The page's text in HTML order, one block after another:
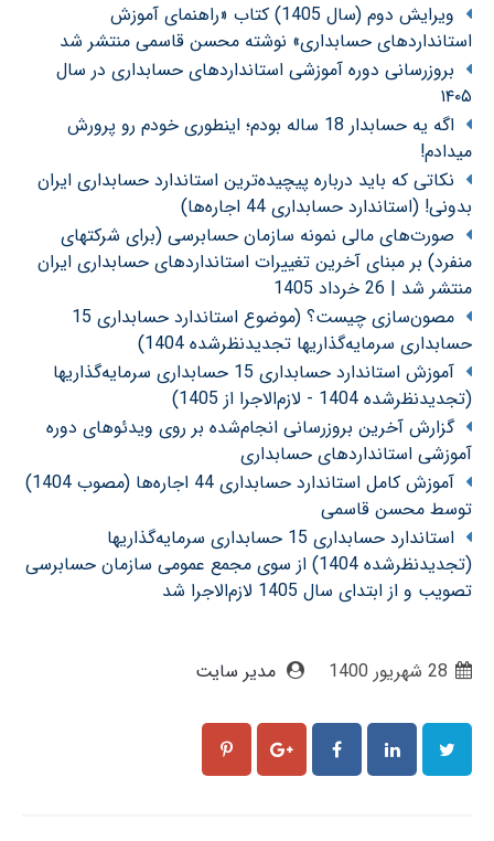
ویرایش دوم (سال 1405) کتاب «راهنمای آموزش
استانداردهای حسابداری» نوشته محسن قاسمی منتشر شد
بروزرسانی دوره آموزشی استانداردهای حسابداری در سال
۱۴۰۵
اگه یه حسابدار 18 ساله بودم؛ اینطوری خودم رو پرورش
میدادم!
نکاتی که باید درباره پیچیده‌ترین استاندارد حسابداری ایران
بدونی! (استاندارد حسابداری 44 اجاره‌ها)
صورت‌های مالی نمونه سازمان حسابرسی (برای شرکتهای
منفرد) بر مبنای آخرین تغییرات استانداردهای حسابداری ایران
منتشر شد | 26 خرداد 1405
مصون‌سازی چیست؟ (موضوع استاندارد حسابداری 15
حسابداری سرمایه‌گذاریها تجدیدنظرشده 1404)
آموزش استاندارد حسابداری 15 حسابداری سرمایه‌گذاریها
(تجدیدنظرشده 1404 - لازم‌الاجرا از 1405)
گزارش آخرین بروزرسانی انجام‌شده بر روی ویدئوهای دوره
آموزشی استانداردهای حسابداری
آموزش کامل استاندارد حسابداری 44 اجاره‌ها (مصوب 1404)
توسط محسن قاسمی
استاندارد حسابداری 15 حسابداری سرمایه‌گذاریها
(تجدیدنظرشده 1404) از سوی مجمع عمومی سازمان حسابرسی
تصویب و از ابتدای سال 1405 لازم‌الاجرا شد
28 شهریور 1400 مدیر سایت